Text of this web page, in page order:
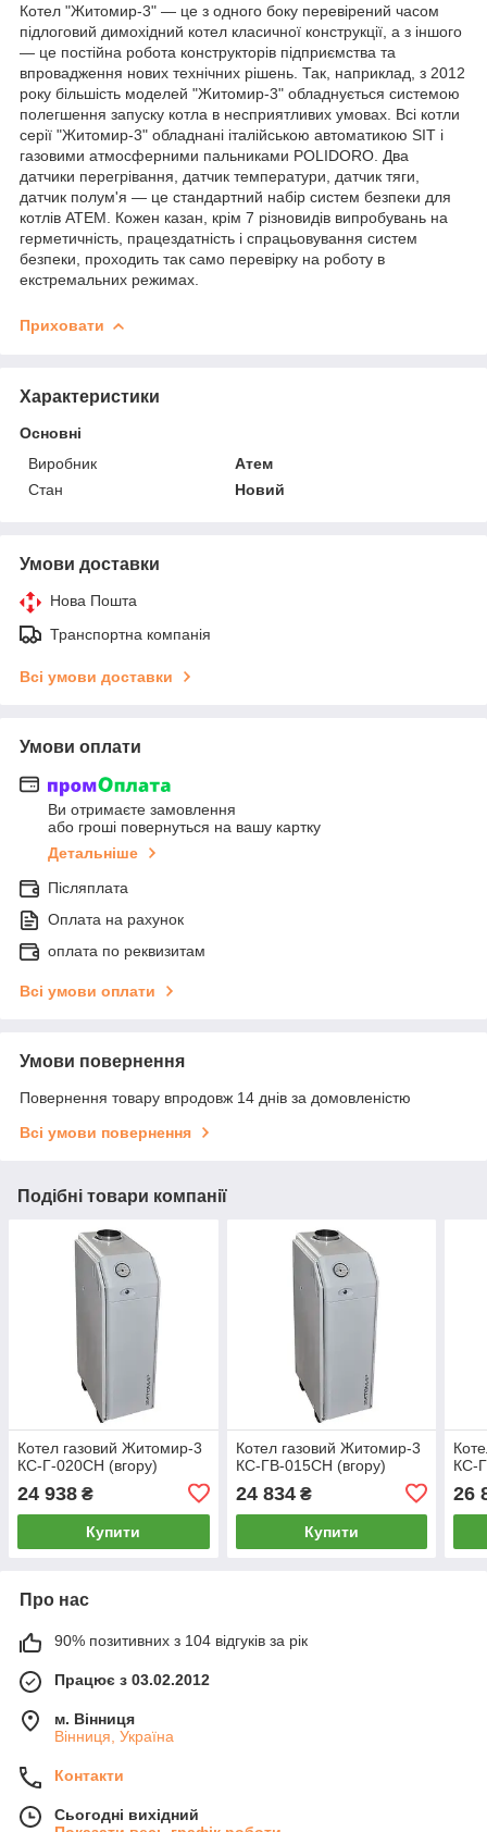
Котел "Житомир-3" — це з одного боку перевірений часом
підлоговий димохідний котел класичної конструкції, а з іншого
— це постійна робота конструкторів підприємства та
впровадження нових технічних рішень. Так, наприклад, з 2012
року більшість моделей "Житомир-3" обладнується системою
полегшення запуску котла в несприятливих умовах. Всі котли
серії "Житомир-3" обладнані італійською автоматикою SIT і
газовими атмосферними пальниками POLIDORO. Два
датчики перегрівання, датчик температури, датчик тяги,
датчик полум'я — це стандартний набір систем безпеки для
котлів АТЕМ. Кожен казан, крім 7 різновидів випробувань на
герметичність, працездатність і спрацьовування систем
безпеки, проходить так само перевірку на роботу в
екстремальних режимах.
Приховати
Характеристики
Основні
Виробник
Атем
Стан
Новий
Умови доставки
Нова Пошта
Транспортна компанія
Всі умови доставки
Умови оплати
Ви отримаєте замовлення
або гроші повернуться на вашу картку
Детальніше
Післяплата
Оплата на рахунок
оплата по реквизитам
Всі умови оплати
Умови повернення
Повернення товару впродовж 14 днів за домовленістю
Всі умови повернення
Подібні товари компанії
Котел газовий Житомир-3
КС-Г-020СН (вгору)
24 938 ₴
Купити
Котел газовий Житомир-3
КС-ГВ-015СН (вгору)
24 834₴
Купити
КС-
26
Про нас
90% позитивних з 104 відгуків за рік
Працює з 03.02.2012
м. Вінниця
Вінниця, Україна
Контакти
Сьогодні вихідний